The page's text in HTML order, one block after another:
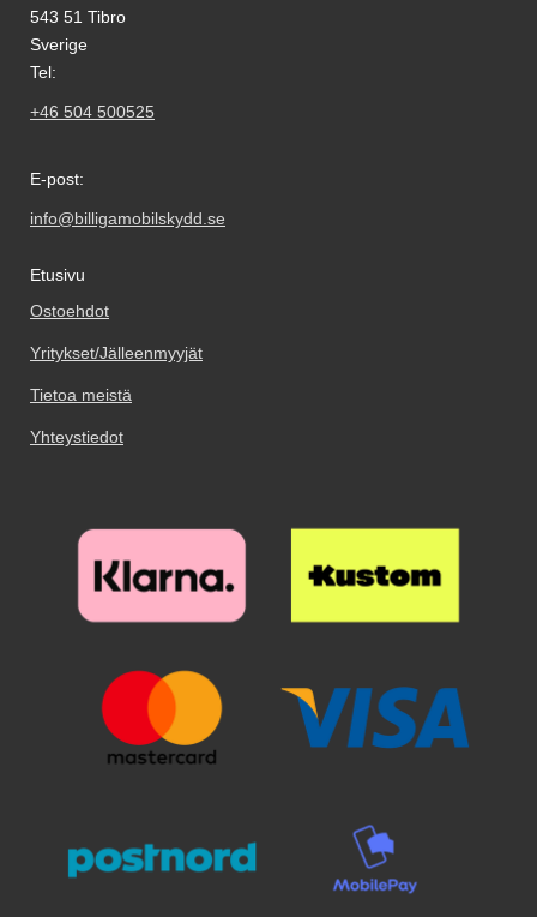
543 51 Tibro
Sverige
Tel:
+46 504 500525
E-post:
info@billigamobilskydd.se
Etusivu
Ostoehdot
Yritykset/Jälleenmyyjät
Tietoa meistä
Yhteystiedot